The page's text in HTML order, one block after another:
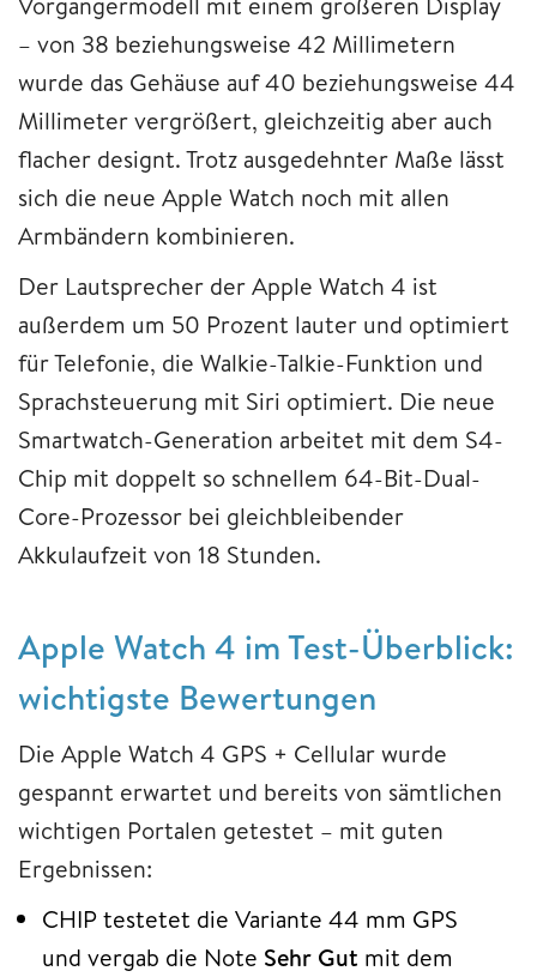
– von 38 beziehungsweise 42 Millimetern
wurde das Gehäuse auf 40 beziehungsweise 44
Millimeter vergrößert, gleichzeitig aber auch
flacher designt. Trotz ausgedehnter Maße lässt
sich die neue Apple Watch noch mit allen
Armbändern kombinieren.
Der Lautsprecher der Apple Watch 4 ist
außerdem um 50 Prozent lauter und optimiert
für Telefonie, die Walkie-Talkie-Funktion und
Sprachsteuerung mit Siri optimiert. Die neue
Smartwatch-Generation arbeitet mit dem S4-
Chip mit doppelt so schnellem 64-Bit-Dual-
Core-Prozessor bei gleichbleibender
Akkulaufzeit von 18 Stunden.
Apple Watch 4 im Test-Überblick:
wichtigste Bewertungen
Die Apple Watch 4 GPS + Cellular wurde
gespannt erwartet und bereits von sämtlichen
wichtigen Portalen getestet – mit guten
Ergebnissen:
CHIP testetet die Variante 44 mm GPS
und vergab die Note Sehr Gut mit dem